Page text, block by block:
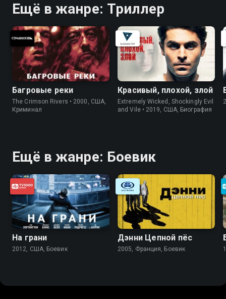
Ещё в жанре: Триллер
Багровые реки
The Crimson Rivers • 2000, США,
Криминал
Красивый, плохой, злой
Extremely Wicked, Shockingly Evil
and Vile • 2019, США, Биография
Ещё в жанре: Боевик
На грани
2012, США, Боевик
Дэнни Цепной пёс
2005, Франция, Боевик